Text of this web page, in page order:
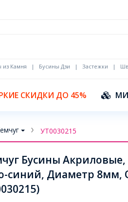
из Камня | Бусины Дзи | Застежки |
СКИДКИ ДО 45%
УТ0030215
Бусины
синий, Диаметр 8мм,